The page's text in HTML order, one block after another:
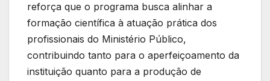
reforça que o programa busca alinhar a
formação científica à atuação prática dos
profissionais do Ministério Público,
contribuindo tanto para o aperfeiçoamento da
instituição quanto para a produção de